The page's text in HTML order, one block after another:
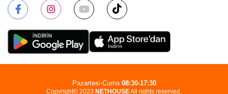
Copyright© 2023 NETHOUSEAll rights reserved.
Pazartesi-Cuma 08:30-17:30